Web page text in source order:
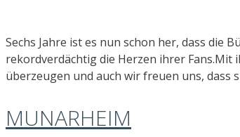
Sechs Jahre ist es nun schon her, dass die
rekordverdächtig die Herzen ihrer Fans.Mit
überzeugen und auch wir freuen uns, dass
MUNARHEIM